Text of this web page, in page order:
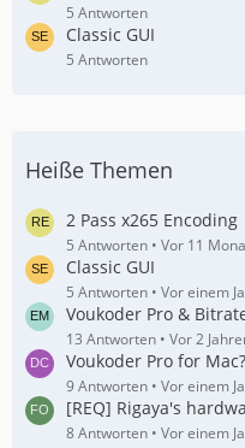
5 Antworten
Classic GUI
5 Antworten
Heiße Themen
2 Pass x265 Encoding
5 Antworten Vor 11
Classic GUI
5 Antworten Vor einem
Voukoder Pro &
13 Antworten Vor 2
Voukoder Pro for Mac?
9 Antworten Vor einem
[REQ] Rigaya's
8 Antworten Vor einem